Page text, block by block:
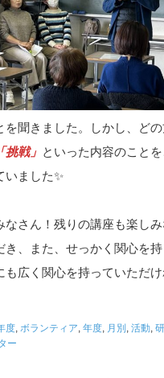
を聞きました。しかし、どの
「挑戦」 といった内容のこと
いました✨
さん！残りの講座も楽しみ
き、また、せっかく関心を
も広く関心を持っていただけ
度, ボランティア, 年度, 月別 , 活動,
ー